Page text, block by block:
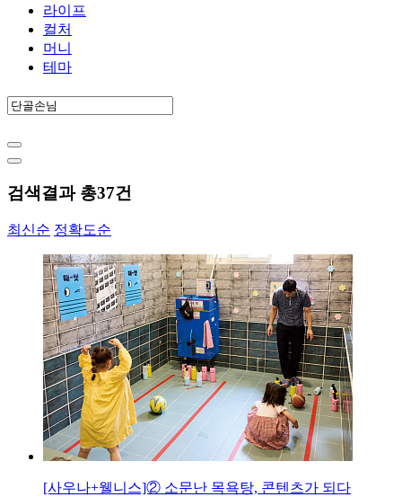
라이프
컬처
머니
테마
검색결과 총37건
최신순 정확도순
[사우나+웰니스]② 소문난 목욕탕, 콘텐츠가 되다